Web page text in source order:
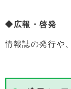
◆広報・啓発
情報誌の発行や